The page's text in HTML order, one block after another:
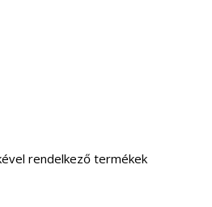
rendelkező termékek